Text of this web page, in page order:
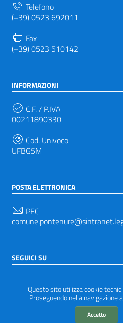
Questo sito utilizza cookie
Proseguendo nella navigazione
Accetto
Telefono
(+39) 0523 692011
Fax
(+39) 0523 510142
INFORMAZIONI
C.F. / P.IVA
00211890330
Cod. Univoco
UFBG5M
POSTA ELETTRONICA
PEC
SEGUICI SU
ItaliaWP2
| Basato sul